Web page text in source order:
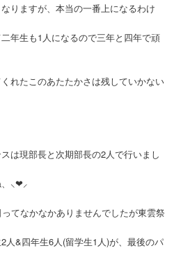
りますが、本当の一番上になるわけ
年生も1人になるので三年と四年で頑
れたこのあたたかさは残していかない
は現部長と次期部長の2人で行いまし
、⸜❤︎⸝‍
てなかなかありませんでしたが東雲祭
人&四年生6人(留学生1人)が、最後のパ